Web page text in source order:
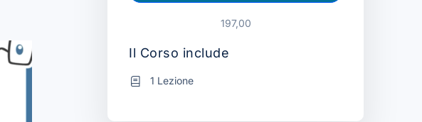
197,00
Il Corso include
1 Lezione